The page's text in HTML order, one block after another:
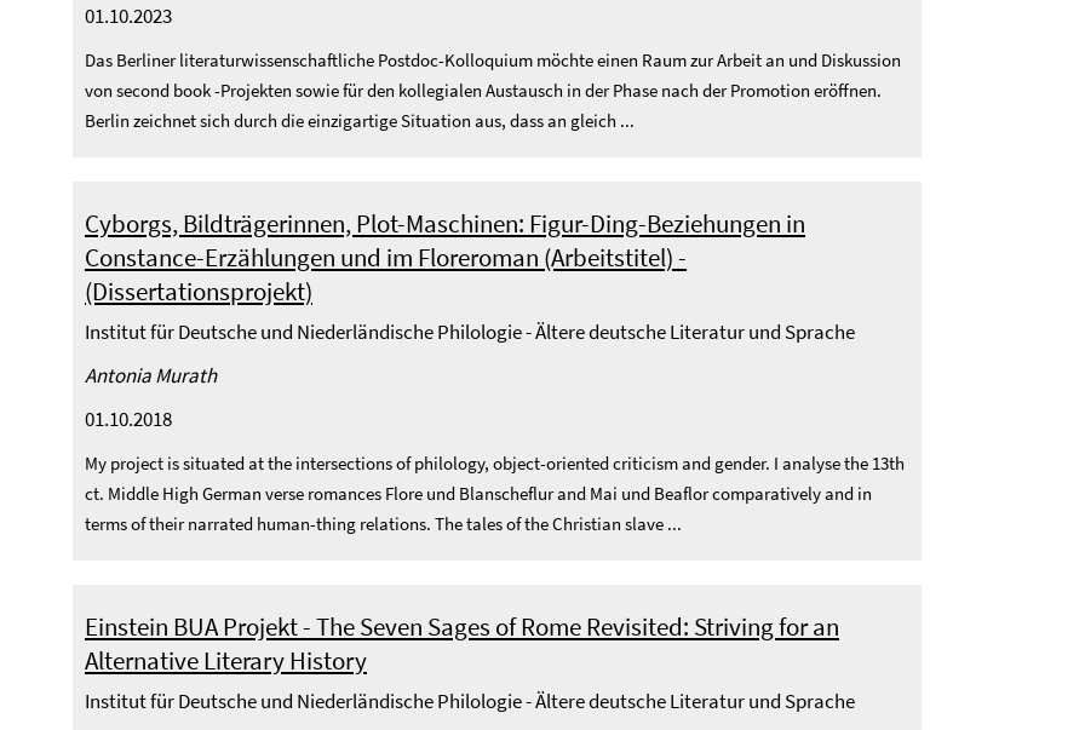
01.10.2023
Das Berliner literaturwissenschaftliche Postdoc-Kolloquium möchte einen Raum zur Arbeit an und Diskussion
von second book -Projekten sowie für den kollegialen Austausch in der Phase nach der Promotion eröffnen.
Berlin zeichnet sich durch die einzigartige Situation aus, dass an gleich ...
Cyborgs, Bildträgerinnen, Plot-Maschinen: Figur-Ding-Beziehungen in
Constance-Erzählungen und im Floreroman (Arbeitstitel) -
(Dissertationsprojekt)
Institut für Deutsche und Niederländische Philologie - Ältere deutsche Literatur und Sprache
Antonia Murath
01.10.2018
My project is situated at the intersections of philology, object-oriented criticism and gender. I analyse the 13th
ct. Middle High German verse romances Flore und Blanscheflur and Mai und Beaflor comparatively and in
terms of their narrated human-thing relations. The tales of the Christian slave ...
Einstein BUA Projekt - The Seven Sages of Rome Revisited: Striving for an
Alternative Literary History
Institut für Deutsche und Niederländische Philologie - Ältere deutsche Literatur und Sprache